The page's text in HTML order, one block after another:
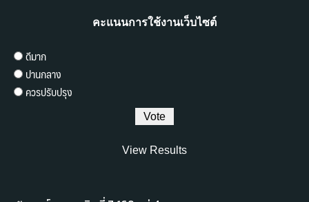
คะแนนการใช้งานเว็บไซต์
ดีมาก
ปานกลาง
ควรปรับปรุง
View Results